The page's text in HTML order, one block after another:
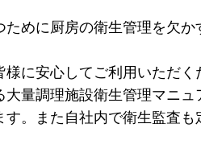
ために厨房の衛生管理を欠か
様に安心してご利用いただ
大量調理施設衛生管理マニュ
す。また自社内で衛生監査も